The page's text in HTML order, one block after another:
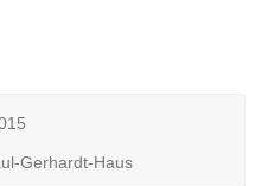
Gerhardt-Haus